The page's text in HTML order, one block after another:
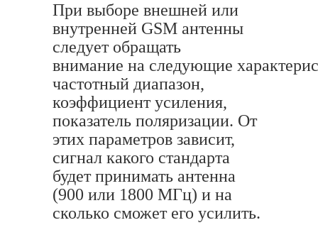
При выборе внешней или
внутренней GSM антенны
следует обращать
внимание на следующие
частотный диапазон,
коэффициент усиления,
показатель поляризации. От
этих параметров зависит,
сигнал какого стандарта
будет принимать антенна
(900 или 1800 МГц) и на
сколько сможет его усилить.